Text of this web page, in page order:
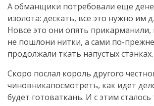
А обманщики потребовали еще
изолота: дескать, все это нужно им
Новсе это они опять прикарманили,
не пошлони нитки, а сами по-
продолжали ткать напустых станках.
Скоро послал король другого
чиновникапосмотреть, как идет
будет готоваткань. И с этим